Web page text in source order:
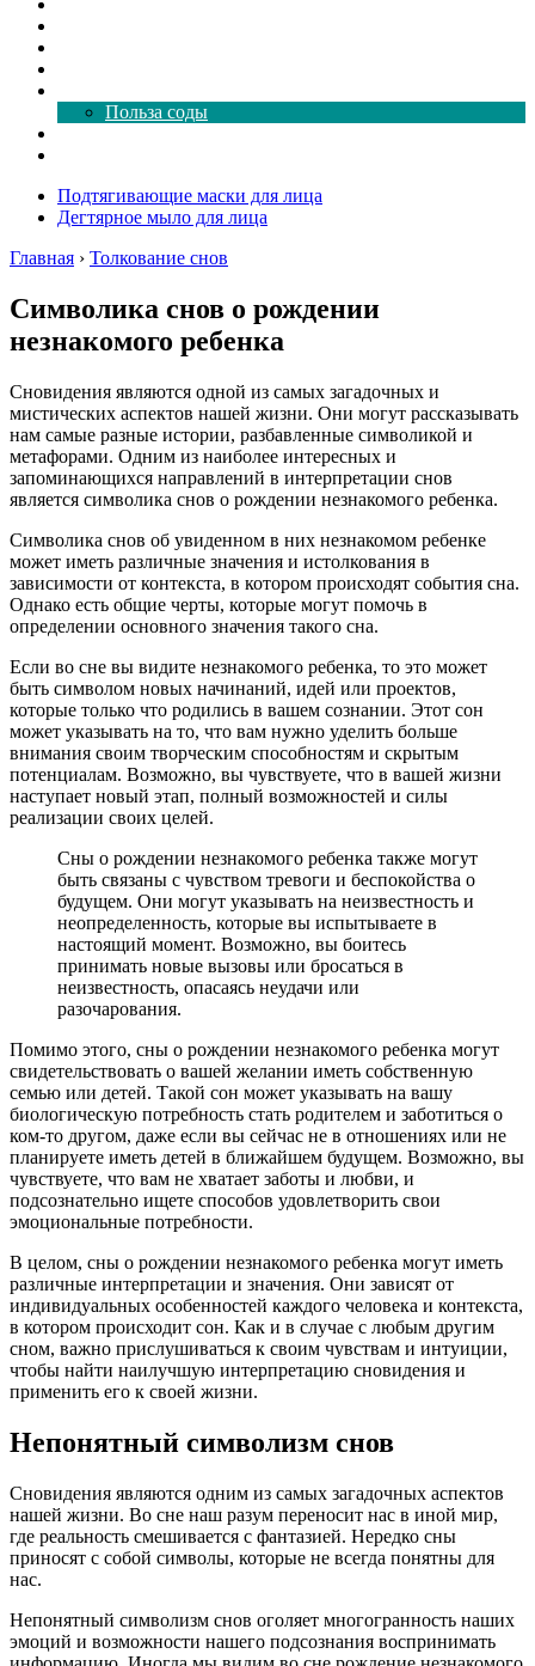
Польза соды
Подтягивающие маски для лица
Дегтярное мыло для лица
Главная › Толкование снов
Символика снов о рождении
незнакомого ребенка
Сновидения являются одной из самых загадочных и
мистических аспектов нашей жизни. Они могут рассказывать
нам самые разные истории, разбавленные символикой и
метафорами. Одним из наиболее интересных и
запоминающихся направлений в интерпретации снов
является символика снов о рождении незнакомого ребенка.
Символика снов об увиденном в них незнакомом ребенке
может иметь различные значения и истолкования в
зависимости от контекста, в котором происходят события сна.
Однако есть общие черты, которые могут помочь в
определении основного значения такого сна.
Если во сне вы видите незнакомого ребенка, то это может
быть символом новых начинаний, идей или проектов,
которые только что родились в вашем сознании. Этот сон
может указывать на то, что вам нужно уделить больше
внимания своим творческим способностям и скрытым
потенциалам. Возможно, вы чувствуете, что в вашей жизни
наступает новый этап, полный возможностей и силы
реализации своих целей.
Сны о рождении незнакомого ребенка также могут
быть связаны с чувством тревоги и беспокойства о
будущем. Они могут указывать на неизвестность и
неопределенность, которые вы испытываете в
настоящий момент. Возможно, вы боитесь
принимать новые вызовы или бросаться в
неизвестность, опасаясь неудачи или
разочарования.
Помимо этого, сны о рождении незнакомого ребенка могут
свидетельствовать о вашей желании иметь собственную
семью или детей. Такой сон может указывать на вашу
биологическую потребность стать родителем и заботиться о
ком-то другом, даже если вы сейчас не в отношениях или не
планируете иметь детей в ближайшем будущем. Возможно, вы
чувствуете, что вам не хватает заботы и любви, и
подсознательно ищете способов удовлетворить свои
эмоциональные потребности.
В целом, сны о рождении незнакомого ребенка могут иметь
различные интерпретации и значения. Они зависят от
индивидуальных особенностей каждого человека и контекста,
в котором происходит сон. Как и в случае с любым другим
сном, важно прислушиваться к своим чувствам и интуиции,
чтобы найти наилучшую интерпретацию сновидения и
применить его к своей жизни.
Непонятный символизм снов
Сновидения являются одним из самых загадочных аспектов
нашей жизни. Во сне наш разум переносит нас в иной мир,
где реальность смешивается с фантазией. Нередко сны
приносят с собой символы, которые не всегда понятны для
нас.
Непонятный символизм снов оголяет многогранность наших
эмоций и возможности нашего подсознания воспринимать